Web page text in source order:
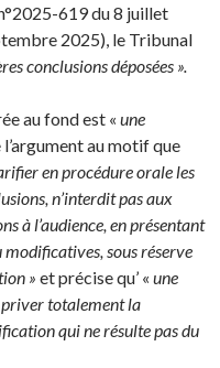
619 du 8 juillet
2025), le Tribunal
conclusions déposées ».
au fond est « une
au motif que
en procédure orale les
n’interdit pas aux
à l’audience, en présentant
sous réserve
» et précise qu’ « une
totalement la
qui ne résulte pas du